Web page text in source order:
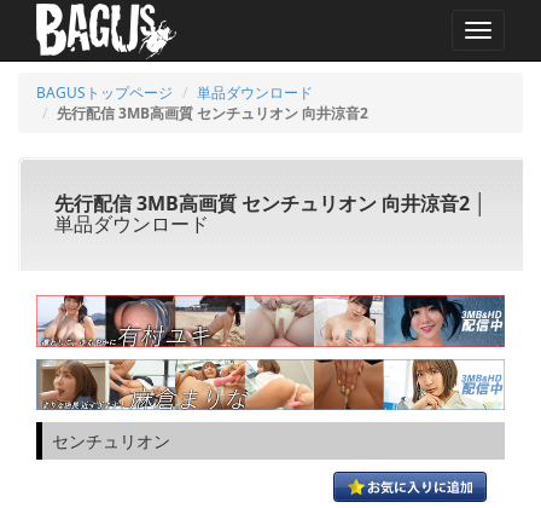
MENU
BAGUSトップページ
単品ダウンロード
先行配信 3MB高画質 センチュリオン 向井涼音2
先行配信 3MB高画質 センチュリオン 向井涼音2
単品ダウンロード
センチュリオン